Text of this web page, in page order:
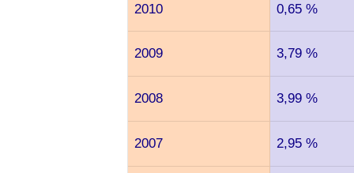
2010 0,65 %
2009 3,79 %
2008 3,99 %
2007 2,95 %